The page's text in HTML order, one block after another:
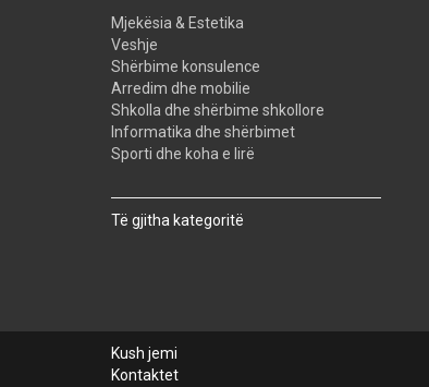
Mjekësia & Estetika
Veshje
Shërbime konsulence
Arredim dhe mobilie
Shkolla dhe shërbime shkollore
Informatika dhe shërbimet
Sporti dhe koha e lirë
Të gjitha kategoritë
Kush jemi
Kontaktet